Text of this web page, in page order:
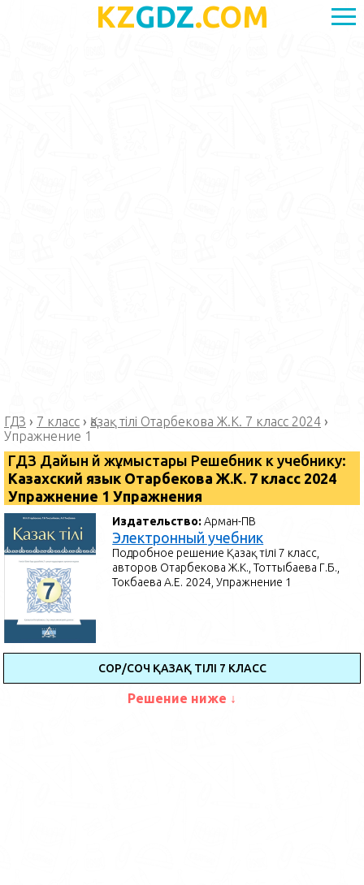
KZGDZ.COM
ГДЗ › 7 класс › Қазақ тілі Отарбекова Ж.К. 7 класс 2024 ›
Упражнение 1
ГДЗ Дайын үй жұмыстары Решебник к учебнику:
Казахский язык Отарбекова Ж.К. 7 класс 2024
Упражнение 1 Упражнения
Издательство:Арман-ПВ
Электронный учебник
Подробное решение Қазақ тілі 7 класс,
авторов Отарбекова Ж.К., Тоттыбаева Г.Б.,
Токбаева А.Е. 2024, Упражнение 1
СОР/СОЧ ҚАЗАҚ ТІЛІ 7 КЛАСС
Решение ниже ↓